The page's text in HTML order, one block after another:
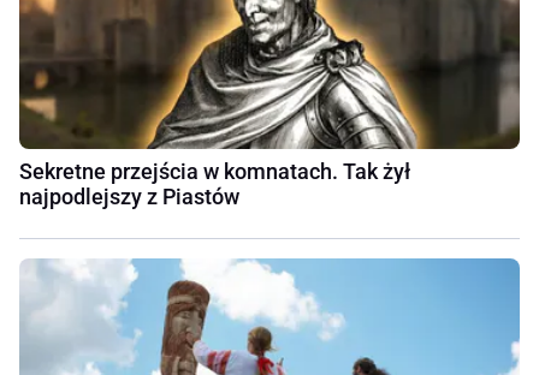
Sekretne przejścia w komnatach. Tak żył
najpodlejszy z Piastów